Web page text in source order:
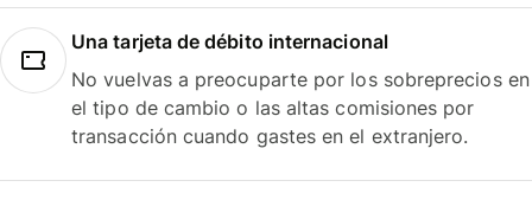
Una tarjeta de débito internacional
No vuelvas a preocuparte por los sobreprecios en
el tipo de cambio o las altas comisiones por
transacción cuando gastes en el extranjero.